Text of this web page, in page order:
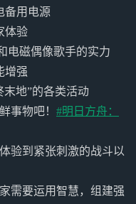
备用电源
体验
电磁偶像歌手的实力
增强
地”的各类活动
事物吧！ #明日方舟：
验到紧张刺激的战斗以
需要运用智慧，组建强